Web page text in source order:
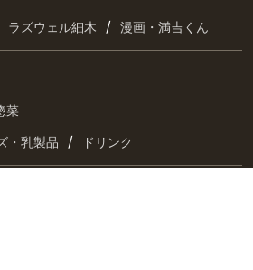
ラズウェル細木 / 漫画・満吉くん
菜
・乳製品 / ドリンク